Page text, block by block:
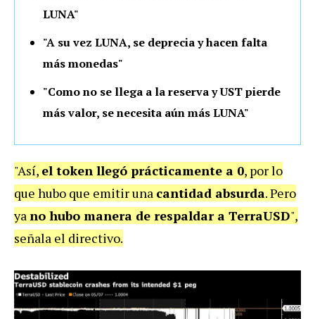
LUNA"
"A su vez LUNA, se deprecia y hacen falta
más monedas"
"Como no se llega a la reserva y UST pierde
más valor, se necesita aún más LUNA"
"Así, el token llegó prácticamente a 0, por lo
que hubo que emitir una cantidad absurda. Pero
yano hubo manera de respaldar a TerraUSD",
señala el directivo.